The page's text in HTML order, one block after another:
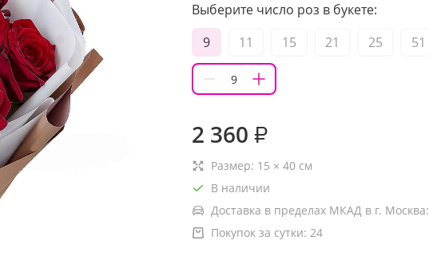
Выберите число роз в букете:
9
11 15 21 25 51
2 360 ₽
Размер: 15 × 40 см
В наличии
Доставка в пределах МКАД в г. Москва:
Покупок за сутки: 24